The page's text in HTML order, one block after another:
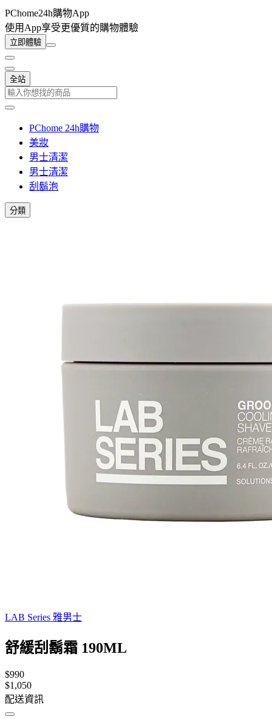
PChome24h購物App
使用App享受更優質的購物體驗
立即體驗
全站
PChome 24h購物
美妝
男士清潔
男士清潔
刮鬍泡
分類
LAB Series 雅男士
舒緩刮鬍霜 190ML
$990
$1,050
配送資訊